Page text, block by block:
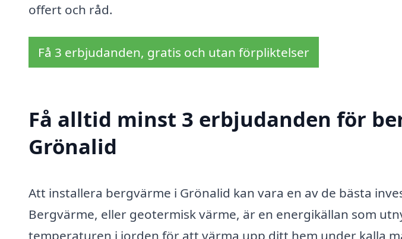
offert och råd.
Få 3 erbjudanden, gratis och utan förpliktelser
Få alltid minst 3 erbjudanden för
Grönalid
Att installera bergvärme i Grönalid kan vara en av de bästa
Bergvärme, eller geotermisk värme, är en energikällan som
temperaturen i jorden för att värma upp ditt hem under kalla